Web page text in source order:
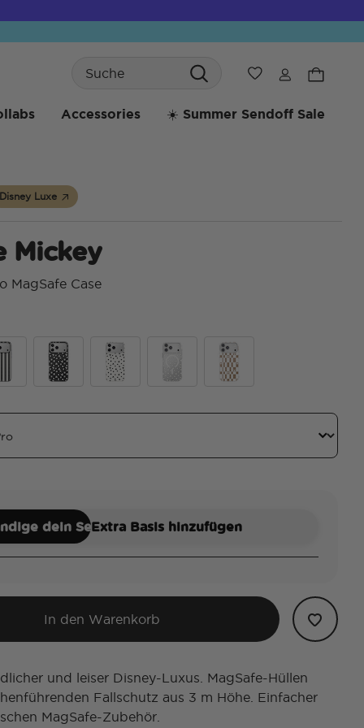
Wunschliste
Accessories ☀️ Summer Sendoff Sale
Disney Luxe
Mickey
MagSafe Case
dein SetExtra Basis hinzufügen
In den Warenkorb
und leiser Disney-Luxus. MagSafe-Hüllen
Fallschutz aus 3 m Höhe. Einfacher
MagSafe-Zubehör.